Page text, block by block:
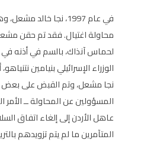
في عام 1997، نجا خالد
محاولة اغتيال. فقد تم حقن
لحماس آنذاك، بالسم في أذنه
الوزراء الإسرائيلي بنيامين
نجا مشعل، وتم القبض على بعض
المسؤولين عن المحاولة ــ
عاهل الأردن إلى إلغاء اتفاق
المتآمرين ما لم يتم تزويدهم